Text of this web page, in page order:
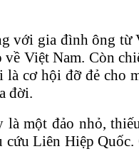
gia đình ông
Việt Nam. Còn
cơ hội đỡ đẻ cho
đời.
một đảo nhỏ,
Liên Hiệp